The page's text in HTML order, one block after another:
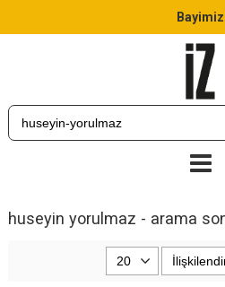
huseyin yorulmaz - arama